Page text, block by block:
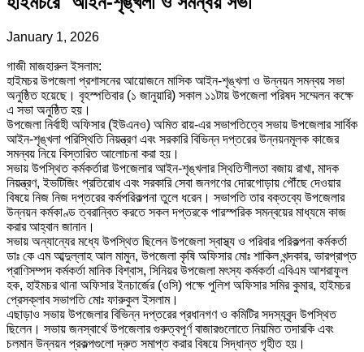
January 1, 2026
গাজী মাজহারুল ইসলাম:
হাইমচর উপজেলা প্রশাসনের আয়োজনে মাসিক আইন-শৃঙ্খলা ও উন্নয়ন সমন্বয় সভা
অনুষ্ঠিত হয়েছে। বৃহস্পতিবার (১ জানুয়ারি) সকাল ১১টায় উপজেলা পরিষদ সম্মেলন কক্ষে
এ সভা অনুষ্ঠিত হয়।
উপজেলা নির্বাহী অফিসার (ইউএনও) অমিত রায়-এর সভাপতিত্বে সভায় উপজেলার সার্বিক
আইন-শৃঙ্খলা পরিস্থিতি নিয়ন্ত্রণ এবং সরকারি বিভিন্ন দপ্তরের উন্নয়নমূলক কাজের
সমন্বয় নিয়ে বিস্তারিত আলোচনা করা হয়।
সভায় উপস্থিত কর্মকর্তারা উপজেলার আইন-শৃঙ্খলার স্থিতিশীলতা বজায় রাখা, মাদক
নিয়ন্ত্রণ, ইভটিজিং প্রতিরোধ এবং সরকারি সেবা জনগণের দোরগোড়ায় পৌঁছে দেওয়ার
বিষয়ে নিজ নিজ দপ্তরের কর্মপরিকল্পনা তুলে ধরেন। সভাপতি তার বক্তব্যে উপজেলার
উন্নয়ন কর্মকাণ্ড ত্বরান্বিত করতে সকল দপ্তরকে পারস্পরিক সমন্বয়ের মাধ্যমে কাজ
করার আহ্বান জানান।
সভায় অন্যান্যের মধ্যে উপস্থিত ছিলেন উপজেলা স্বাস্থ্য ও পরিবার পরিকল্পনা কর্মকর্তা
ডাঃ কে এম আব্দুল্লাহ আল মামুন, উপজেলা কৃষি অফিসার মোঃ শাকিল খন্দকার, ভারপ্রাপ্ত
প্রাণিসম্পদ কর্মকর্তা মানিক বিশ্বাস, সিনিয়র উপজেলা মৎস্য কর্মকর্তা এবিএম আশরাফুল
হক, হাইমচর থানা অফিসার ইনচার্জের (ওসি) পক্ষে পুলিশ অফিসার সমির কুমার, হাইমচর
প্রেসক্লাব সভাপতি মোঃ ফারুকুল ইসলাম।
এছাড়াও সভায় উপজেলার বিভিন্ন দপ্তরের প্রধানগণ ও কমিটির সদস্যবৃন্দ উপস্থিত
ছিলেন। সভায় জনস্বার্থে উপজেলার গুরুত্বপূর্ণ বাজারগুলোতে নিয়মিত তদারকি এবং
চলমান উন্নয়ন প্রকল্পগুলো দ্রুত সমাপ্ত করার বিষয়ে সিদ্ধান্ত গৃহীত হয়।